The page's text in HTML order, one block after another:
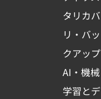
タリカバ
リ・バッ
クアップ
AI・機械
学習とデ